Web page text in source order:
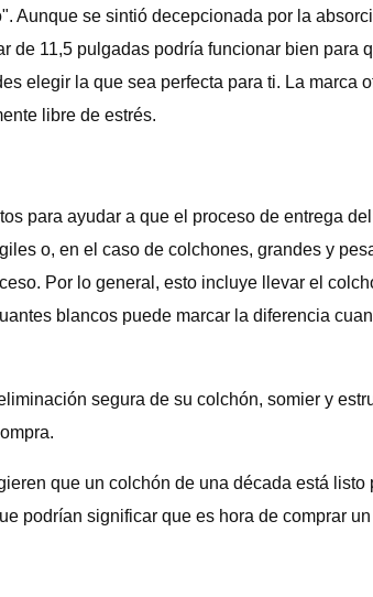
se sintió decepcionada por la
11,5 pulgadas podría funcionar bien para
elegir la que sea perfecta para ti. La marca
libre de estrés.
para ayudar a que el proceso de entrega
o, en el caso de colchones, grandes y
Por lo general, esto incluye llevar el
blancos puede marcar la diferencia
segura de su colchón, somier y
que un colchón de una década está
podrían significar que es hora de comprar